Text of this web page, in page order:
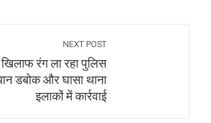
NEXT POST
रंग ला रहा पुलिस
डबोक और घासा थाना
इलाकों में कार्रवाई